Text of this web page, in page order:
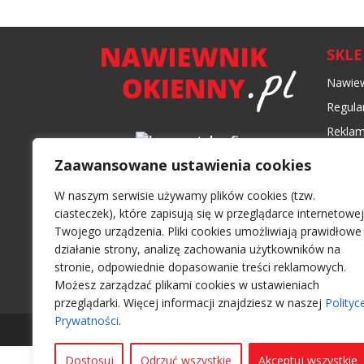
Zaawansowane ustawienia cookies
W naszym serwisie używamy plików cookies (tzw.
ciasteczek), które zapisują się w przeglądarce internetowej
Twojego urządzenia. Pliki cookies umożliwiają prawidłowe
działanie strony, analizę zachowania użytkowników na
stronie, odpowiednie dopasowanie treści reklamowych.
Możesz zarządzać plikami cookies w ustawieniach
przeglądarki. Więcej informacji znajdziesz w naszej
Prywatności.
Dostosuj Odrzuć wszystkie Akceptuj wszystkie
Wszelkie prawa zastrzeżone 2026 -